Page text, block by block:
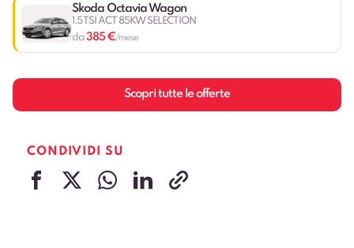
Skoda Octavia Wagon
1.5 TSI ACT 85KW SELECTION
da385 €/mese
Scopri tutte le offerte
CONDIVIDI SU